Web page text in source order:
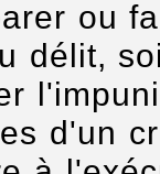
ou
délit,
d'un